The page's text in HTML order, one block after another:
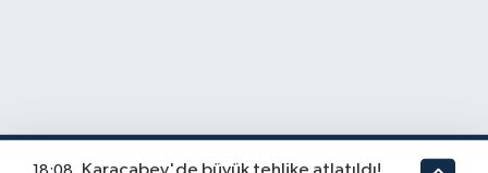
18:08